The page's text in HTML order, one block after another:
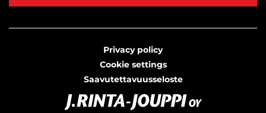
Privacy policy
Cookie settings
Saavutettavuusseloste